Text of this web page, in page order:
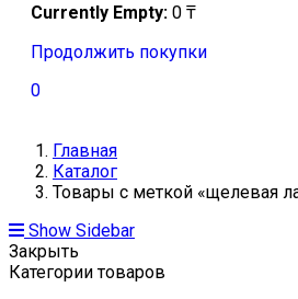
Currently Empty: 0 ₸
Продолжить покупки
0
Главная
Каталог
Товары с меткой «щелевая
Show Sidebar
Закрыть
Категории товаров